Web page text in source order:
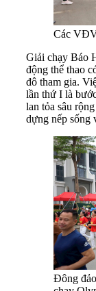
Các
Giải chạy Báo
động thể thao
đô tham gia.
lần thứ I là
lan tỏa sâu
dựng nếp sống
Đông